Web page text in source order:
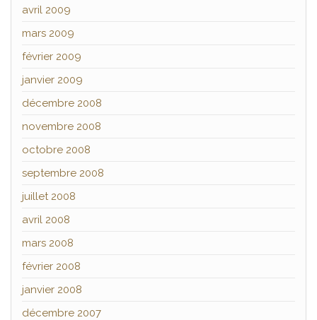
avril 2009
mars 2009
février 2009
janvier 2009
décembre 2008
novembre 2008
octobre 2008
septembre 2008
juillet 2008
avril 2008
mars 2008
février 2008
janvier 2008
décembre 2007